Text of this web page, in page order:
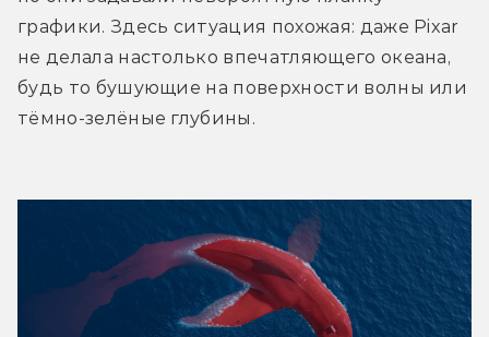
графики. Здесь ситуация похожая: даже Pixar
не делала настолько впечатляющего океана,
будь то бушующие на поверхности волны или
тёмно-зелёные глубины.